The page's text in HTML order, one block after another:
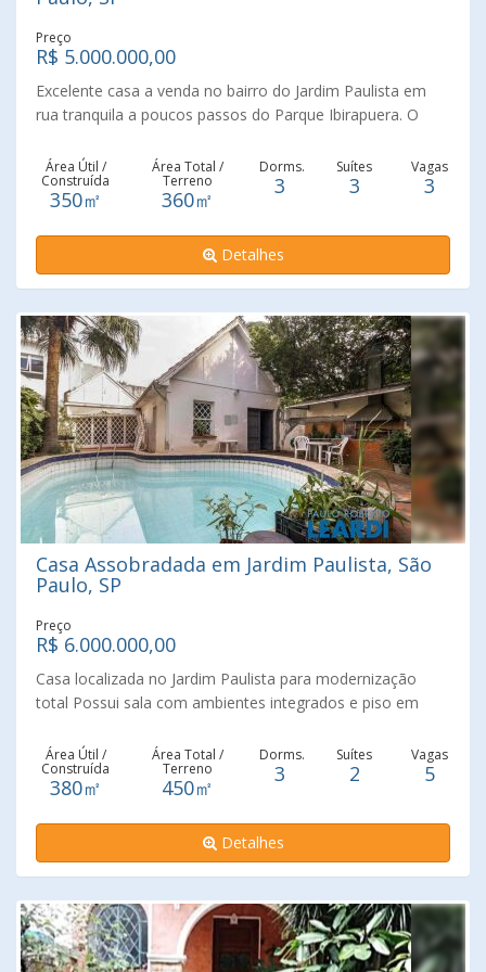
Preço
R$ 5.000.000,00
Excelente casa a venda no bairro do Jardim Paulista em
rua tranquila a poucos passos do Parque Ibirapuera. O
acompanhado por sala de jantar independente. Lavabo.
Na parte íntima tem três suítes espaçosas e um family
room. Copa e cozinha. O jardim lateral e o espaço externo
desta casa acrescenta charme ao projeto. Três vagas de
garagem. Agende sua visita com um dos nossos
Corretores da Leardi Imóveis Jardim Paulista Leardi
Área Útil /
Construída
350㎡
Área Total /
Terreno
360㎡
Dorms.
3
Suítes
3
Vagas
3
Detalhes
Casa Assobradada em Jardim Paulista, São
Paulo, SP
Preço
R$ 6.000.000,00
Casa localizada no Jardim Paulista para modernização
total Possui sala com ambientes integrados e piso em
completas para funcionário. No andar superior temos três
(3) dormitórios, sendo duas (2) suítes e mais um banheiro.
Na área externa temos piscina e possibilidade para um
espaço gourmet. Cinco (5) vagas de garagem. O bairro
está rodeado por grandes ruas e avenidas da cidade,
delimitado pelas avenidas Paulista, Brigadeiro Luís
Andrade, São Gabriel, 9 de Julho e Rebouças. Agende uma
visita com um dos nossos Corretores Da Leardi Imóveis
Jardim Paulista Consulte-nos !
Área Útil /
Construída
380㎡
Área Total /
Terreno
450㎡
Dorms.
3
Suítes
2
Vagas
5
Detalhes